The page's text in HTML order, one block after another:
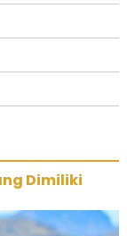
Dimiliki